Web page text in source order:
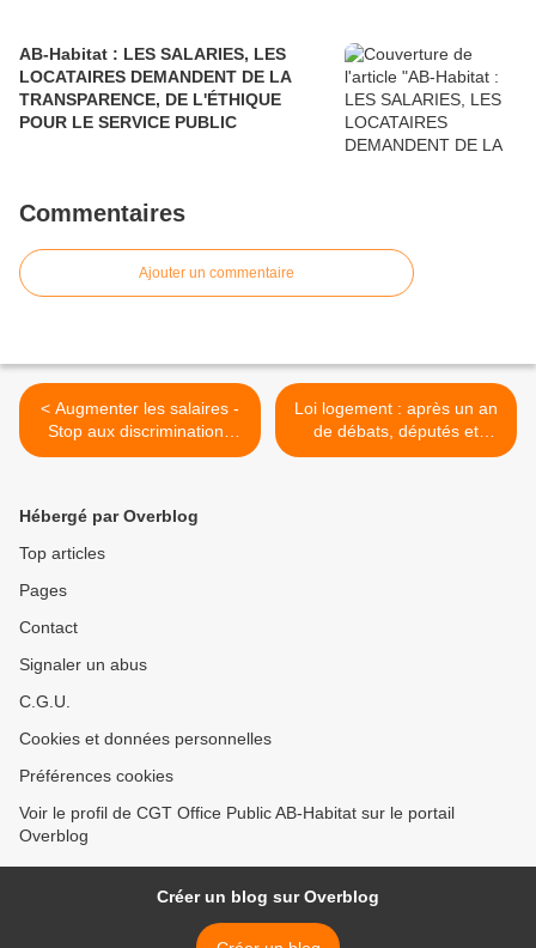
AB-Habitat : LES SALARIES, LES
LOCATAIRES DEMANDENT DE LA
TRANSPARENCE, DE L'ÉTHIQUE
POUR LE SERVICE PUBLIC
Commentaires
Ajouter un commentaire
< Augmenter les salaires -
Stop aux discriminations
femme / homme
Loi logement : après un an
de débats, députés et
sénateurs s’accordent sur
Hébergé par Overblog
Top articles
Pages
Contact
Signaler un abus
C.G.U.
Cookies et données personnelles
Préférences cookies
Voir le profil de CGT Office Public AB-Habitat sur le portail
Overblog
Créer un blog sur Overblog